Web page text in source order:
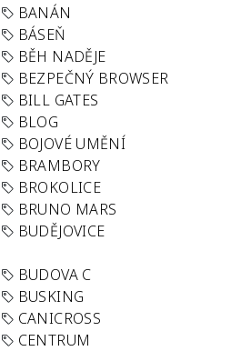
BANÁN
BÁSEŇ
BĚH NADĚJE
BEZPEČNÝ BROWSER
BILL GATES
BLOG
BOJOVÉ UMĚNÍ
BRAMBORY
BROKOLICE
BRUNO MARS
BUDĚJOVICE
BUDOVA C
BUSKING
CANICROSS
CENTRUM